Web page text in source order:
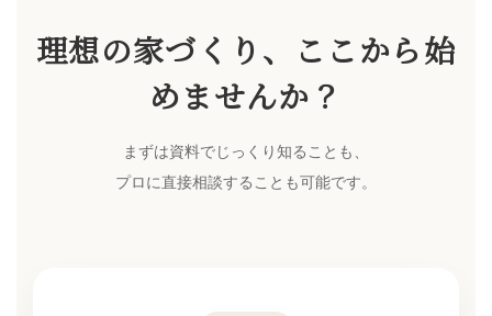
理想の家づくり、ここから始
めませんか？
まずは資料でじっくり知ることも、
プロに直接相談することも可能です。